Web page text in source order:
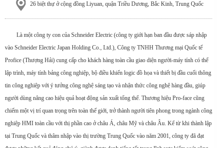
26 biệt thự ở cộng đồng Liyuan, quận Triều Dương, Bắc Kinh, Trung Quốc
Là một công ty con của Schneider Electric (công ty giới hạn ban đầu được sáp nhập
vào Schneider Electric Japan Holding Co., Ltd.), Công ty TNHH Thương mại Quốc tế
Profice (Thượng Hải) cung cấp cho khách hàng toàn cầu giao diện người-máy tính có thể
lập trình, máy tính bảng công nghiệp, bộ điều khiển logic đồ họa và thiết bị đầu cuối thông
tin công nghiệp với ý tưởng công nghệ sáng tạo và nhận thức công nghệ hàng đầu, giúp
người dùng nâng cao hiệu quả hoạt động sản xuất tổng thể. Thương hiệu Pro-face cũng
chiếm một vị trí quan trọng trên toàn thế giới, trở thành người tiên phong trong ngành công
nghiệp HMI toàn cầu với thị phần cao ở châu Á, châu Mỹ và châu Âu. Kể từ khi thành lập
tại Trung Quốc và thâm nhập vào thị trường Trung Quốc vào năm 2001, công ty đã đạt